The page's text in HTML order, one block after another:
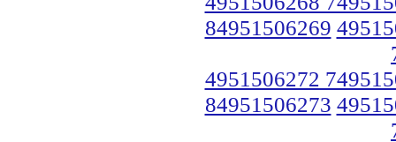
84951506269
4951506272
84951506273